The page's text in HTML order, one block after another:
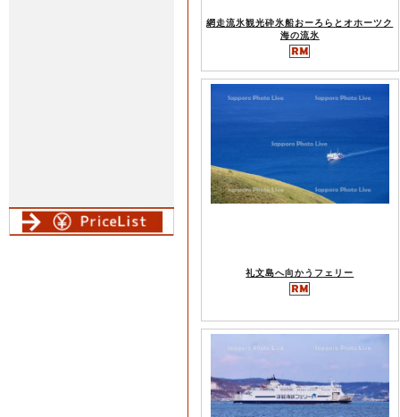
網走流氷観光砕氷船おーろらとオホーツク
海の流氷
礼文島へ向かうフェリー